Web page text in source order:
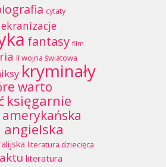
cytaty
ekranizacje
fantasy film
II wojna światowa
kryminały
warto
księgarnie
literatura dziecięca
literatura